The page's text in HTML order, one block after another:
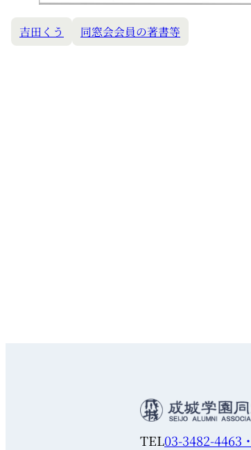
吉田くう 同窓会会員の著書等
TEL03-3482-4463